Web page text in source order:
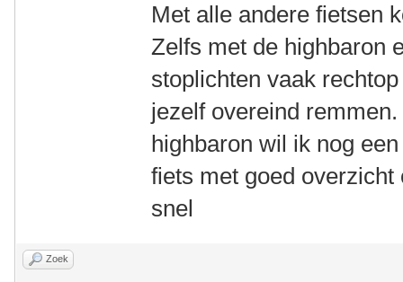
Met alle andere fietsen
Zelfs met de highbaron
stoplichten vaak
jezelf overeind
highbaron wil ik nog
fiets met goed
snel
Zoek